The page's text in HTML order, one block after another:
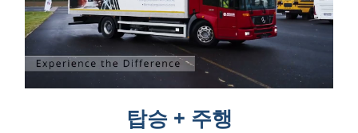
탑승 + 주행